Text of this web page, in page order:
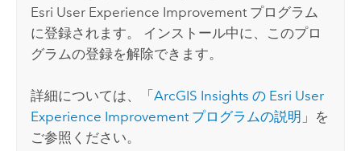
Esri User Experience Improvement プログラム
に登録されます。 インストール中に、このプロ
グラムの登録を解除できます。
詳細については、「ArcGIS Insights の Esri User
Experience Improvement プログラムの説明 」を
ご参照ください。